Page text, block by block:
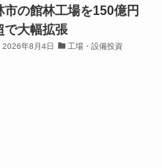
市の館林工場を150億円
で大幅拡張
2026年8月4日 工場・設備投資